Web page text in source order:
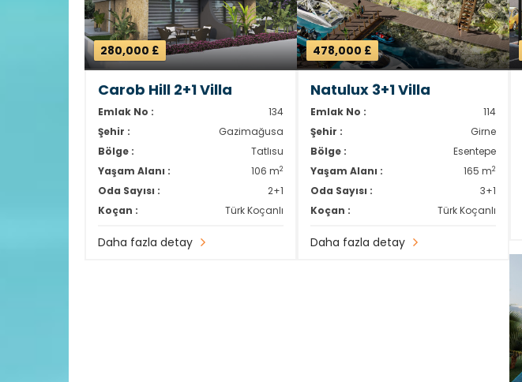
280,000 £
Carob Hill 2+1 Villa
Emlak No :
134
Şehir :
Gazimağusa
Bölge :
Tatlısu
Yaşam Alanı :
106 m2
Oda Sayısı :
2+1
Koçan :
Türk Koçanlı
Daha fazla detay
478,000 £
Natulux 3+1 Villa
Emlak No :
114
Şehir :
Girne
Bölge :
Esentepe
Yaşam Alanı :
165 m2
Oda Sayısı :
3+1
Koçan :
Türk Koçanlı
Daha fazla detay